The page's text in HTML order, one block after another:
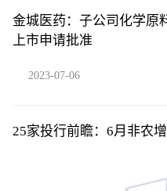
金城医药：子公司化学原
上市申请批准
2023-07-06
25家投行前瞻：6月非农